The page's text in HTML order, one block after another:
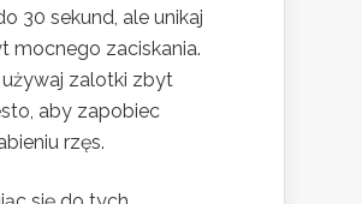
30 sekund, ale unikaj
mocnego zaciskania.
używaj zalotki zbyt
aby zapobiec
rzęs.